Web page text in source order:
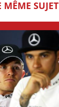
MÊME SUJET